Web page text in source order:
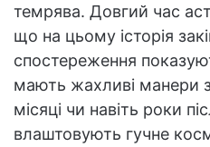
темрява. Довгий час
що на цьому історія
спостереження
мають жахливі манери
місяці чи навіть роки
влаштовують гучне